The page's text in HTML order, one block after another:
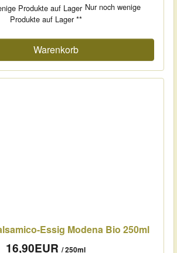
Nur noch wenige
Produkte auf Lager **
Warenkorb
Essig Modena Bio 250ml
16,90EUR / 250ml